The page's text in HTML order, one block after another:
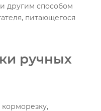
другим способом
питающегося
ручных
корморезку,